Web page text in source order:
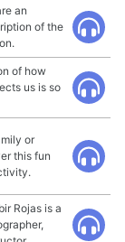
an
of the
of how
us is so
or
this fun
Rojas is a